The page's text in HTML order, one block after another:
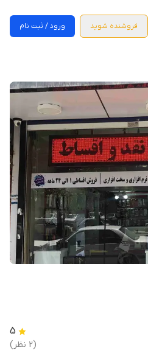
فروشنده شوید ورود / ثبت نام
5
(2 نظر)